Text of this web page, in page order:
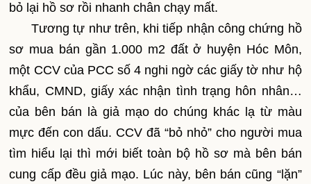
bỏ lại hồ sơ rồi nhanh chân chạy mất.
Tương tự như trên, khi tiếp nhận công chứng hồ
sơ mua bán gần 1.000 m2 đất ở huyện Hóc Môn,
một CCV của PCC số 4 nghi ngờ các giấy tờ như hộ
khẩu, CMND, giấy xác nhận tình trạng hôn nhân…
của bên bán là giả mạo do chúng khác lạ từ màu
mực đến con dấu. CCV đã “bỏ nhỏ” cho người mua
tìm hiểu lại thì mới biết toàn bộ hồ sơ mà bên bán
cung cấp đều giả mạo. Lúc này, bên bán cũng “lặn”